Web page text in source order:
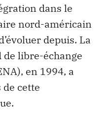
dans le
nord-américain
depuis. La
de libre-échange
en 1994, a
cette